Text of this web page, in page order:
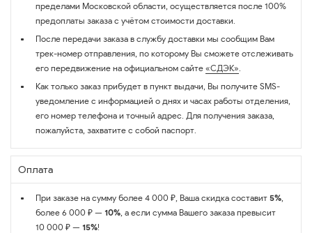
пределами Московской области, осуществляется после 100%
предоплаты заказа с учётом стоимости доставки.
После передачи заказа в службу доставки мы сообщим Вам
трек-номер отправления, по которому Вы сможете отслеживать
его передвижение на официальном сайте «СДЭК».
Как только заказ прибудет в пункт выдачи, Вы получите SMS-
уведомление с информацией о днях и часах работы отделения,
его номер телефона и точный адрес. Для получения заказа,
пожалуйста, захватите с собой паспорт.
Оплата
При заказе на сумму более 4 000 ₽, Ваша скидка составит 5%,
более 6 000 ₽ — 10%, а если сумма Вашего заказа превысит
10 000 ₽ — 15%!